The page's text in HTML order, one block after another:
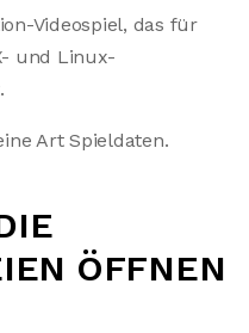
Videospiel, das für
und Linux-
Art Spieldaten.
ÖFFNEN